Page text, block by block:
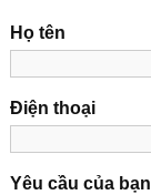
Họ tên
Điện thoại
Yêu cầu của bạn